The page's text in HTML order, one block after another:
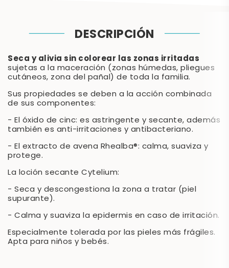
DESCRIPCIÓN
Seca y alivia sin colorear las zonas irritadas
sujetas a la maceración (zonas húmedas, pliegues
cutáneos, zona del pañal) de toda la familia.
Sus propiedades se deben a la acción combinada
de sus componentes:
- El óxido de cinc: es astringente y secante, además
también es anti-irritaciones y antibacteriano.
- El extracto de avena Rhealba®: calma, suaviza y
protege.
La loción secante Cytelium:
- Seca y descongestiona la zona a tratar (piel
supurante).
- Calma y suaviza la epidermis en caso de irritación.
Especialmente tolerada por las pieles más frágiles.
Apta para niños y bebés.